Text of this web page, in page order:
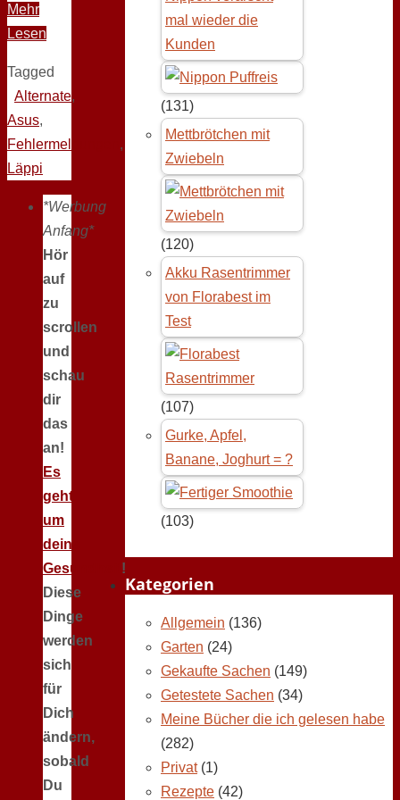
Mehr
Lesen
Tagged
Alternate,
Asus,
Fehlermeldungen ,
Läppi
*Werbung
Anfang*
Hör
auf
zu
scrollen
und
schau
dir
das
an!
Es
geht
um
deine
Gesundheit !
Diese
Dinge
werden
sich
für
Dich
ändern,
sobald
Du
mal wieder die
Kunden
(131)
Mettbrötchen mit
Zwiebeln
(120)
Akku Rasentrimmer
von Florabest im
Test
(107)
Gurke, Apfel,
Banane, Joghurt = ?
(103)
Kategorien
Allgemein (136)
Garten (24)
Gekaufte Sachen (149)
Getestete Sachen (34)
Meine Bücher die ich gelesen habe
(282)
Privat(1)
Rezepte (42)